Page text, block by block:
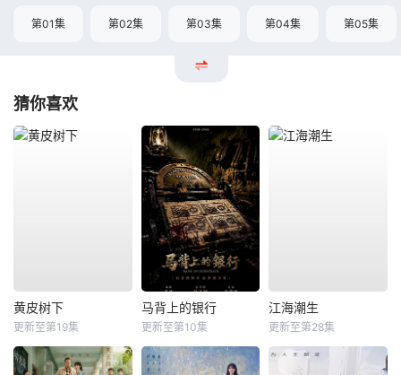
第01集 第02集 第03集 第04集 第05集
猜你喜欢
黄皮树下
更新至第19集
马背上的银行
更新至第10集
江海潮生
更新至第28集